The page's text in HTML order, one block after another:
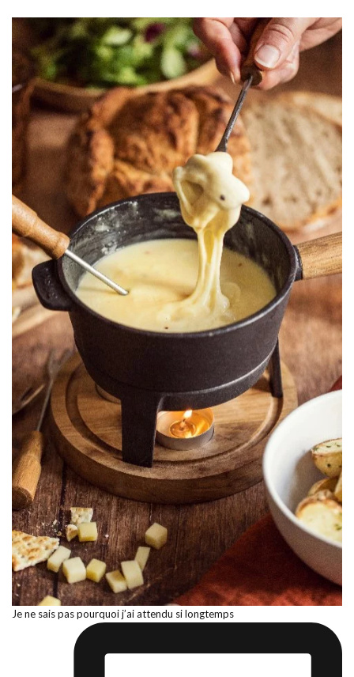
Je ne sais pas pourquoi j’ai attendu si longtemps